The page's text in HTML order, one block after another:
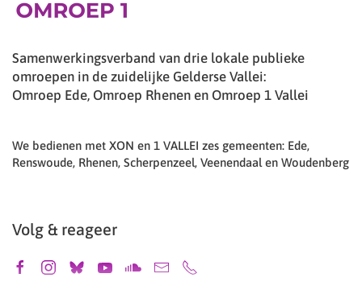
Samenwerkingsverband van drie lokale publieke
omroepen in de zuidelijke Gelderse Vallei:
Omroep Ede, Omroep Rhenen en Omroep 1 Vallei
We bedienen met XON en 1 VALLEI zes gemeenten: Ede,
Renswoude, Rhenen, Scherpenzeel, Veenendaal en Woudenberg
Volg & reageer